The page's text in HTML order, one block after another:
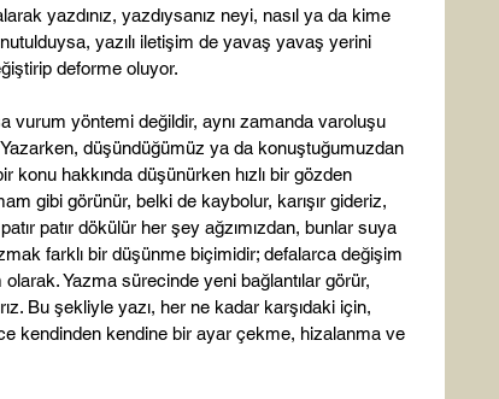
yazdınız, yazdıysanız neyi, nasıl ya da kime
yazılı iletişim de yavaş yavaş yerini
deforme oluyor.
vurum yöntemi değildir, aynı zamanda varoluşu
düşündüğümüz ya da konuştuğumuzdan
konu hakkında düşünürken hızlı bir gözden
gibi görünür, belki de kaybolur, karışır gideriz,
patır dökülür her şey ağzımızdan, bunlar suya
farklı bir düşünme biçimidir; defalarca değişim
Yazma sürecinde yeni bağlantılar görür,
Bu şekliyle yazı, her ne kadar karşıdaki için,
kendinden kendine bir ayar çekme, hizalanma ve